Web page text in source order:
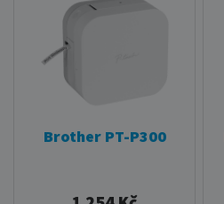
Brother PT-P300